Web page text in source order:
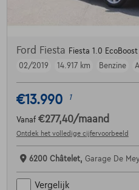
Ford Fiesta Fiesta 1.0
02/2019
14.917 km Benzine
€13.990 1
Vanaf €277,40/maand
Ontdek het volledige cijfervoorbeeld
6200 Châtelet, Garage De
Vergelijk